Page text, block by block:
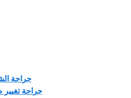
جراحة
جراحة